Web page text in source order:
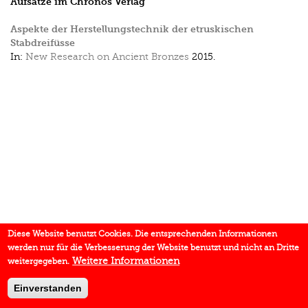
Aspekte der Herstellungstechnik der etruskischen
Stabdreifüsse
In: New Research on Ancient Bronzes 2015.
Diese Website benutzt Cookies. Die entsprechenden Informationen
werden nur für die Verbesserung der Website benutzt und nicht an Dritte
weitergegeben. Weitere Informationen
Einverstanden